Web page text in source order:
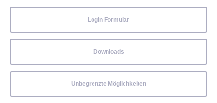
Login Formular
Downloads
Unbegrenzte Möglichkeiten